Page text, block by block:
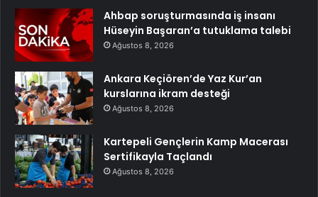
Ahbap soruşturmasında iş insanı
Hüseyin Başaran’a tutuklama talebi
Ağustos 8, 2026
Ankara Keçiören’de Yaz Kur’an
kurslarına ikram desteği
Ağustos 8, 2026
Kartepeli Gençlerin Kamp Macerası
Sertifikayla Taçlandı
Ağustos 8, 2026